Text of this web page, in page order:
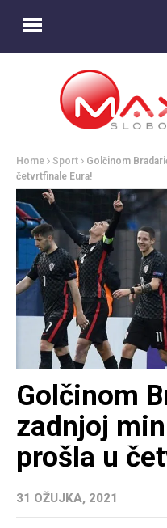
Home Sport
Golčinom
četvrtfinale Eura!
Golčinom
zadnjoj
prošla u
31 OŽUJKA, 2021